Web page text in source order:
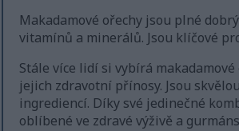
Makadamové ořechy jsou plné
vitamínů a minerálů. Jsou klíčové
Stále více lidí si vybírá makadamové
jejich zdravotní přínosy. Jsou
ingrediencí. Díky své jedinečné
oblíbené ve zdravé výživě a